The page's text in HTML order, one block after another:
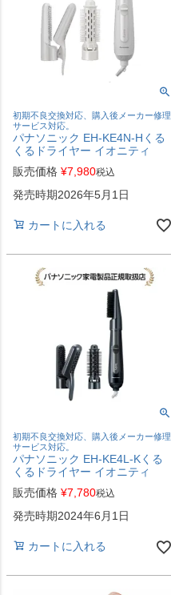
初期不良交換対応、購入後メーカー修理
サービス対応。
パナソニック EH-KE4N-Hくる
くるドライヤー イオニティ
販売価格 ¥7,980税込
発売時期2026年5月1日
カートに入れる
初期不良交換対応、購入後メーカー修理
サービス対応。
パナソニック EH-KE4L-Kくる
くるドライヤー イオニティ
販売価格 ¥7,780税込
発売時期2024年6月1日
カートに入れる